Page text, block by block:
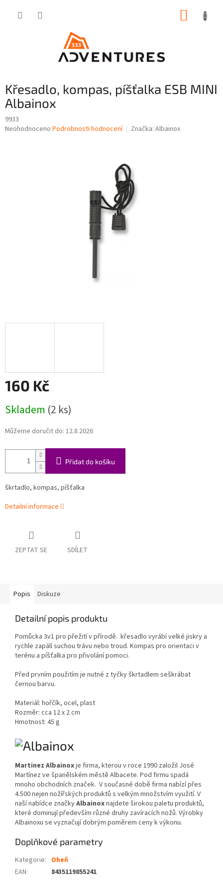
Křesadlo, kompas, píšťalka ESB MINI
Albainox
9933
Průměrné
Neohodnoceno Podrobnosti hodnocení Značka: Albainox
160 Kč
cena:
Skladem (2 ks)
Můžeme doručit do: 12.8.2026
Přidat do košíku
škrtadlo, kompas, píšťalka
Detailní informace
ZEPTAT SE SDÍLET
Popis Diskuze
Detailní popis produktu
Pomůcka 3v1 pro přežití v přírodě. křesadlo vyrábí velké jiskry a
rychle zapálí suchou trávu nebo troud. Kompas pro orientaci v
terénu a píšťalka pro přivolání pomoci.
Před prvním použitím je nutné z tyčky škrtadlem seškrábat
černou barvu.
Materiál: hořčík, ocel, plast
Rozměr: cca 12 x 2 cm
Hmotnost: 45 g
Martinez Albainoxje firma, kterou v roce 1990 založil José
Martínez ve španělském městě Albacete. Pod firmu spadá
mnoho obchodních značek. V současné době firma nabízí přes
4.500 nejen nožířských produktů s velkým množstvím využití. V
naší nabídce značkyAlbainoxnajdete širokou paletu produktů,
které dominují především různé druhy zavíracích nožů. Výrobky
Albainoxu se vyznačují dobrým poměrem ceny k výkonu.
Doplňkové parametry
Kategorie: Oheň
EAN: 8435119855241